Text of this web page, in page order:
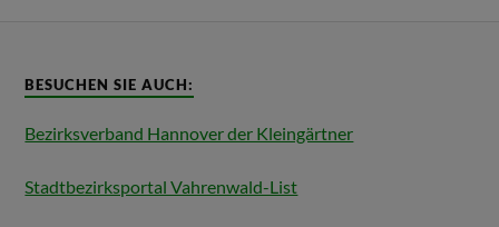
BESUCHEN SIE AUCH:
Bezirksverband Hannover der Kleingärtner
Stadtbezirksportal Vahrenwald-List